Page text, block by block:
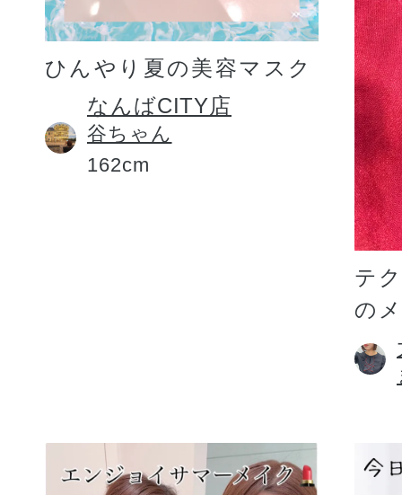
ひんやり夏の美容マスク
なんばCITY店
谷ちゃん
162cm
テ
の